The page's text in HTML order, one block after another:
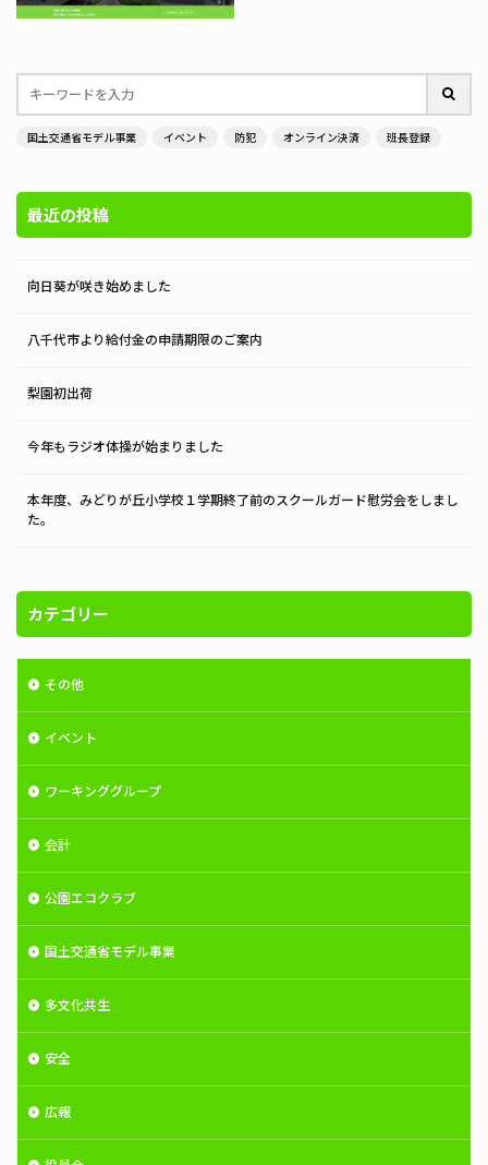
国土交通省モデル事業 イベント 防犯 オンライン決済 班長登録
最近の投稿
向日葵が咲き始めました
八千代市より給付金の申請期限のご案内
梨園初出荷
今年もラジオ体操が始まりました
本年度、みどりが丘小学校１学期終了前のスクールガード慰労会をしまし
た。
カテゴリー
その他
イベント
ワーキンググループ
会計
公園エコクラブ
国土交通省モデル事業
多文化共生
安全
広報